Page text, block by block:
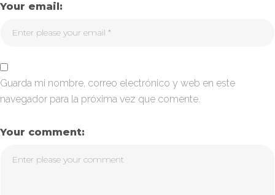
Your comment:
Your email:
Guarda mi nombre, correo electrónico y web en este
navegador para la próxima vez que comente.